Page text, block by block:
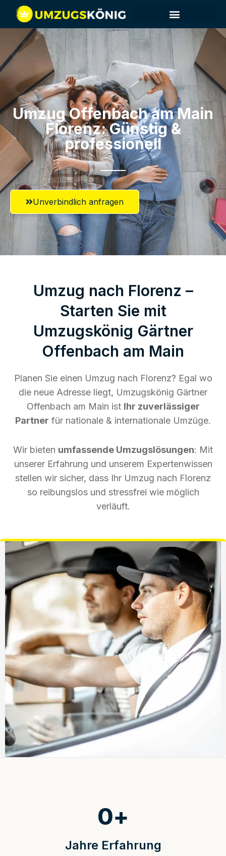
Umzug Offenbach am Main​
Florenz: Günstig &
professionell​
Unverbindlich anfragen
Umzug nach Florenz –
Starten Sie mit
Umzugskönig Gärtner
Offenbach am Main
Planen Sie einen Umzug nach Florenz? Egal wo
die neue Adresse liegt, Umzugskönig Gärtner
Offenbach am Main ist Ihr zuverlässiger
Partner für nationale & internationale Umzüge.
Wir bieten umfassende Umzugslösungen: Mit
unserer Erfahrung und unserem Expertenwissen
stellen wir sicher, dass Ihr Umzug nach Florenz
so reibungslos und stressfrei wie möglich
verläuft.
Jahre Erfahrung
0+